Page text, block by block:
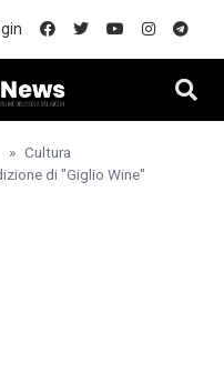
Cultura
di "Giglio Wine"